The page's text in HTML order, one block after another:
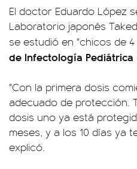
El doctor Eduardo López
Laboratorio japonés
se estudió en "chicos de
de Infectología Pediátrica
"Con la primera dosis
adecuado de protección.
dosis uno ya está
meses, y a los 10 días ya
explicó.